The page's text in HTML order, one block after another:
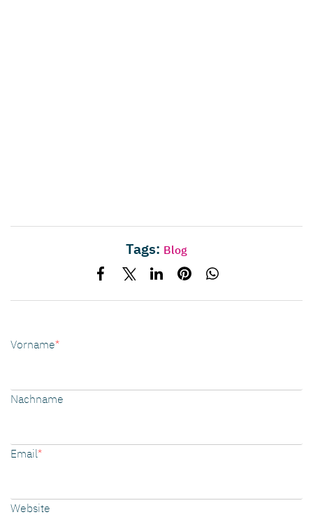
Tags: Blog
Vorname*
Nachname
Email*
Website